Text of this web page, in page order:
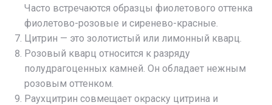
Часто встречаются образцы фиолетового оттенка
фиолетово-розовые и сиренево-красные.
Цитрин — это золотистый или лимонный кварц.
Розовый кварц относится к разряду
полудрагоценных камней. Он обладает нежным
розовым оттенком.
Раухцитрин совмещает окраску цитрина и